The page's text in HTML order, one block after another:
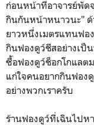
ก่อนหน้าที่อาจารย์พัด
กินกันหน้าหนาวนะ"
ยาวหนึ่งเมตรแทนฟอ
กินฟองดูว์ชีสอย่างเป็น
ซื้อฟองดูว์ช็อกโกแลต
แก่ใจคนอยากกินฟอง
อย่างพวกเราครับ
ร้านฟองดูว์ที่เฉินไปห